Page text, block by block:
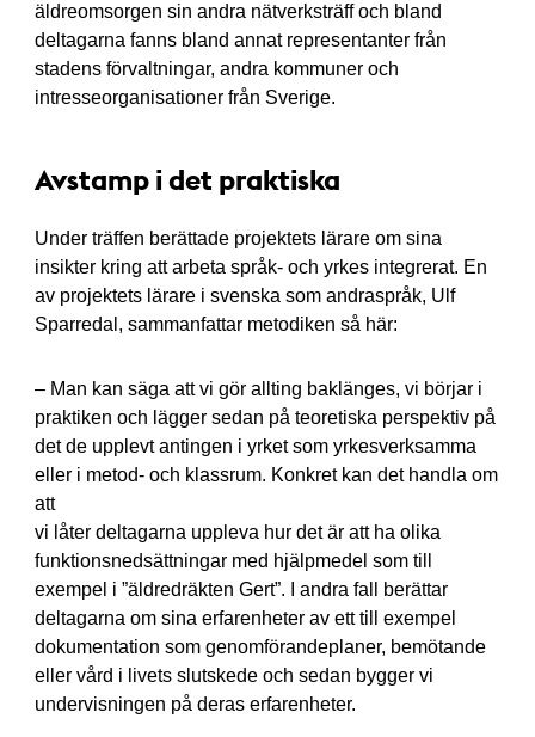
äldreomsorgen sin andra nätverksträff och bland
deltagarna fanns bland annat representanter från
stadens förvaltningar, andra kommuner och
intresseorganisationer från Sverige.
Avstamp i det praktiska
Under träffen berättade projektets lärare om sina
insikter kring att arbeta språk- och yrkes integrerat. En
av projektets lärare i svenska som andraspråk, Ulf
Sparredal, sammanfattar metodiken så här:
– Man kan säga att vi gör allting baklänges, vi börjar i
praktiken och lägger sedan på teoretiska perspektiv på
det de upplevt antingen i yrket som yrkesverksamma
eller i metod- och klassrum. Konkret kan det handla om
att
vi låter deltagarna uppleva hur det är att ha olika
funktionsnedsättningar med hjälpmedel som till
exempel i ”äldredräkten Gert”. I andra fall berättar
deltagarna om sina erfarenheter av ett till exempel
dokumentation som genomförandeplaner, bemötande
eller vård i livets slutskede och sedan bygger vi
undervisningen på deras erfarenheter.